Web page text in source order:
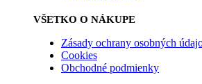
VŠETKO O NÁKUPE
Zásady ochrany osobných
Cookies
Obchodné podmienky